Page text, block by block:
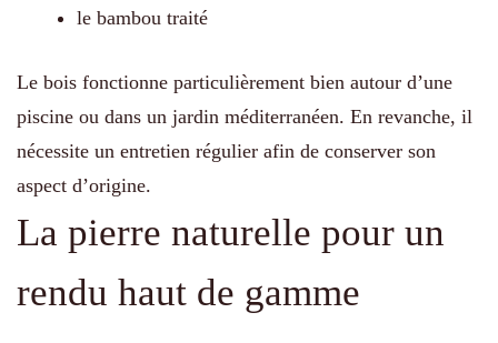
le bambou traité
Le bois fonctionne particulièrement bien autour d’une
piscine ou dans un jardin méditerranéen. En revanche, il
nécessite un entretien régulier afin de conserver son
aspect d’origine.
La pierre naturelle pour un
rendu haut de gamme